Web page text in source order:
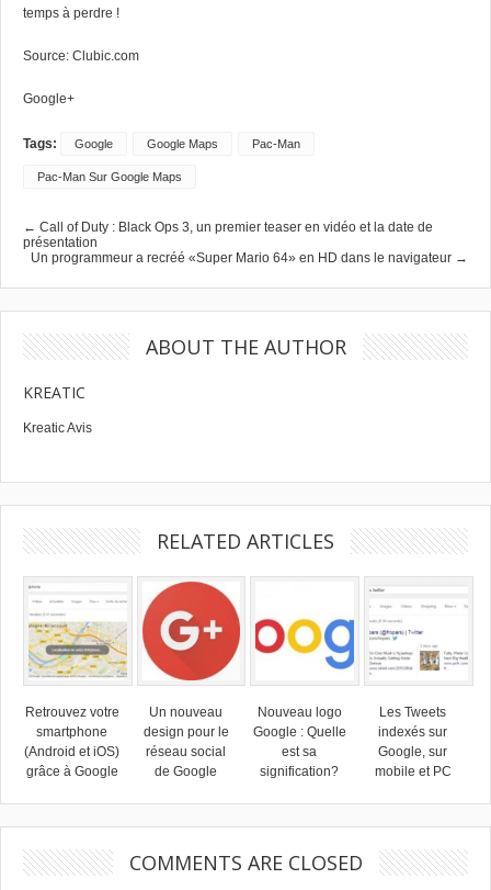
temps à perdre !
Source: Clubic.com
Google+
Tags: Google Google Maps Pac-Man
Pac-Man Sur Google Maps
← Call of Duty : Black Ops 3, un premier teaser en vidéo et la date de
présentation
Un programmeur a recréé «Super Mario 64» en HD dans le navigateur →
ABOUT THE AUTHOR
KREATIC
Kreatic Avis
RELATED ARTICLES
Retrouvez votre
smartphone
(Android et iOS)
grâce à Google
Un nouveau
design pour le
réseau social
de Google
Nouveau logo
Google : Quelle
est sa
signification?
Les Tweets
indexés sur
Google, sur
mobile et PC
COMMENTS ARE CLOSED